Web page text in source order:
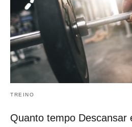
TREINO
Quanto tempo Descansar